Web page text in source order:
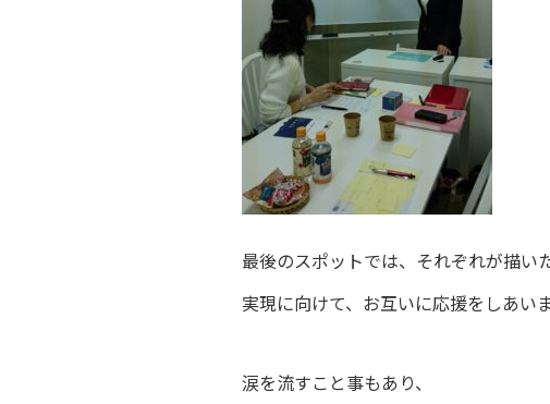
最後のスポットでは、それぞれが描い
実現に向けて、お互いに応援をしあい
涙を流すこと事もあり、